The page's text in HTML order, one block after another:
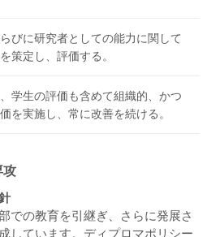
びに研究者としての能力に関して
策定し、評価する。
学生の評価も含めて組織的、かつ
を実施し、常に改善を続ける。
攻
での教育を引継ぎ、さらに発展さ
しています。ディプロマポリシー